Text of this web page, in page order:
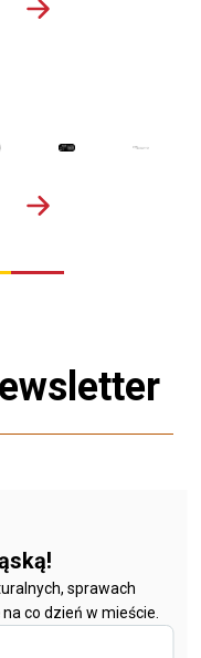
sprawach
co dzień w mieście.